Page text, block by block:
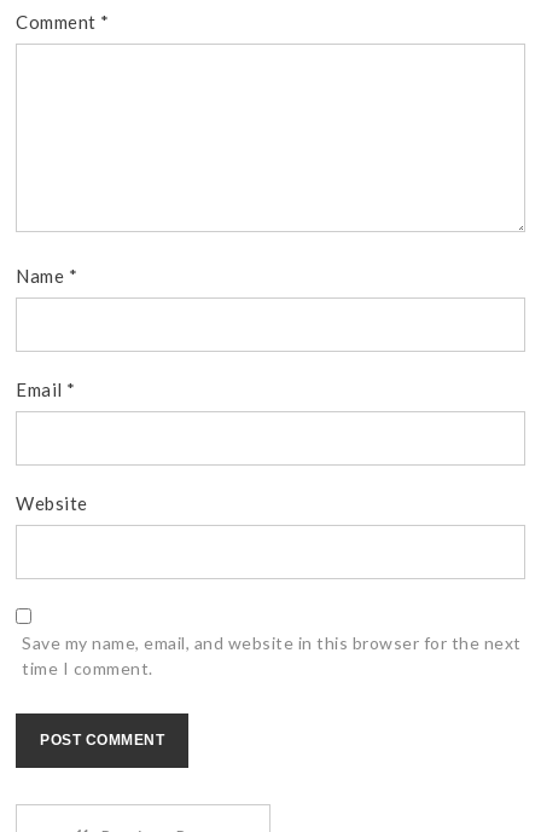
Comment *
Name *
Email *
Website
Save my name, email, and website in this browser for the next
time I comment.
Read